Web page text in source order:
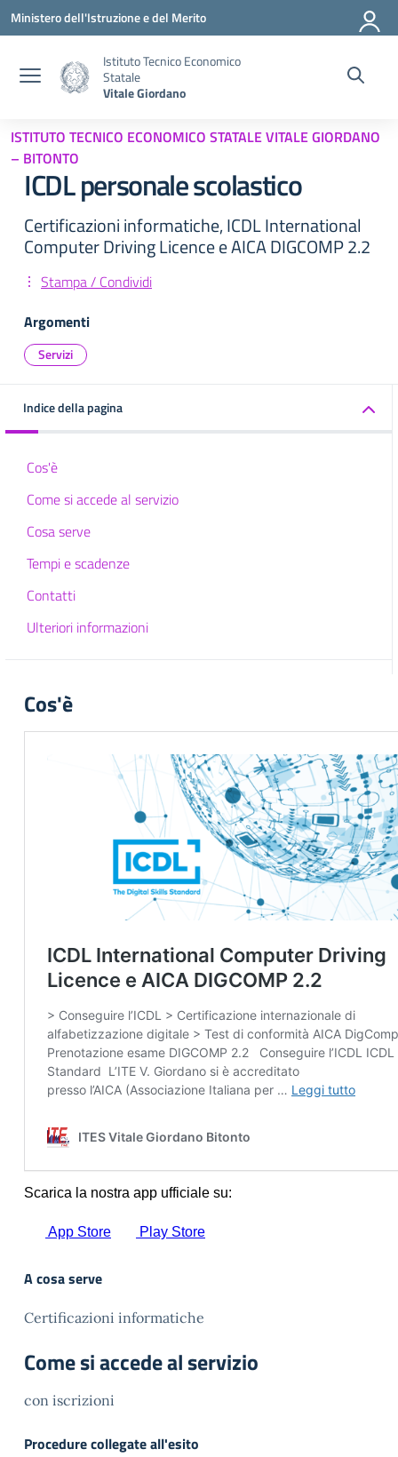
Vai ai contenuti
Vai al menu di navigazione
Vai al footer
Ministero dell'Istruzione e del Merito
Istituto Tecnico Economico
Statale
Vitale Giordano
ISTITUTO TECNICO ECONOMICO STATALE VITALE GIORDANO
– BITONTO
ICDL personale scolastico
Certificazioni informatiche, ICDL International
Computer Driving Licence e AICA DIGCOMP 2.2
Stampa / Condividi
Argomenti
Servizi
Indice della pagina
Cos'è
Come si accede al servizio
Cosa serve
Tempi e scadenze
Contatti
Ulteriori informazioni
Cos'è
A cosa serve
Certificazioni informatiche
Come si accede al servizio
con iscrizioni
Procedure collegate all'esito